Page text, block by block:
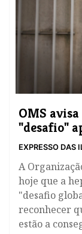
OMS
"desafio"
EXPRESSO DAS
A
hoje que a
"desafio
reconhecer
estão a